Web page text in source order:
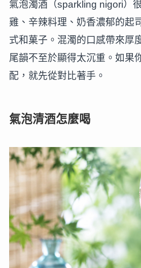
氣泡濁酒（sparkling nigori）
雞、辛辣料理、奶香濃郁的起
式和菓子。混濁的口感帶來厚
尾韻不至於顯得太沉重。如果
配，就先從對比著手。
氣泡清酒怎麼喝